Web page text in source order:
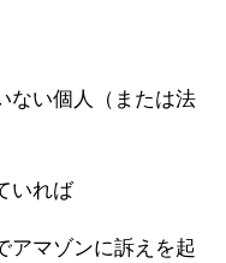
ない個人（または法
いれば
アマゾンに訴えを起